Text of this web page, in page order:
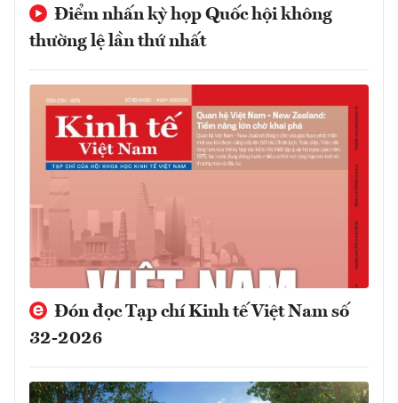
Điểm nhấn kỳ họp Quốc hội không
thường lệ lần thứ nhất
Đón đọc Tạp chí Kinh tế Việt Nam số
32-2026